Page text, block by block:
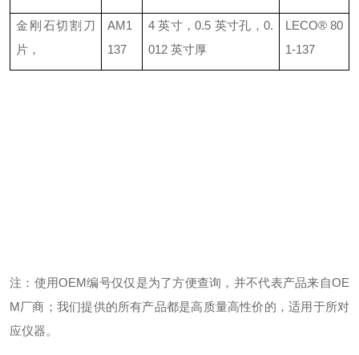
金刚石切割刀
片，
AM1
137
4英寸，0.5 英寸孔，0.
012 英寸厚
LECO® 80
1-137
注：使用OEM编号仅仅是为了方便查询，并不代表产品来自OE
M厂商；我们提供的所有产品都是高质量高性价的，适用于所对
应仪器。